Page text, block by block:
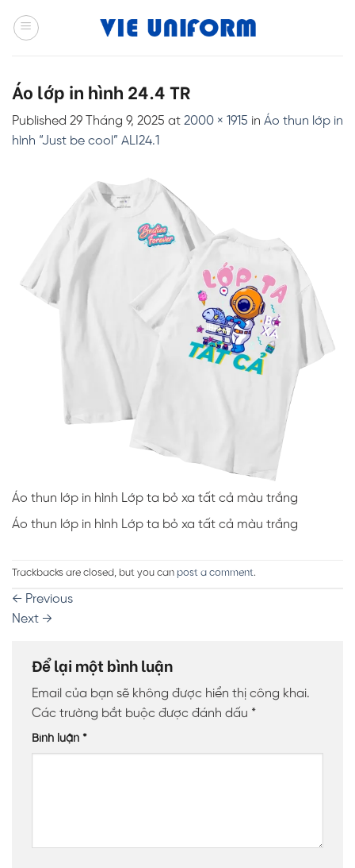
Áo lớp in hình 24.4 TR
Published 29 Tháng 9, 2025 at 2000 × 1915 in Áo thun lớp in
hình “Just be cool” ALI24.1
Áo thun lớp in hình Lớp ta bỏ xa tất cả màu trắng
Áo thun lớp in hình Lớp ta bỏ xa tất cả màu trắng
Trackbacks are closed, but you can post a comment.
← Previous
Next →
Để lại một bình luận
Email của bạn sẽ không được hiển thị công khai.
Các trường bắt buộc được đánh dấu *
Bình luận *